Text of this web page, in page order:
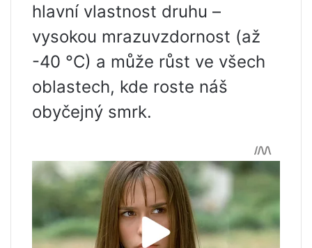
hlavní vlastnost druhu –
vysokou mrazuvzdornost (až
-40 °C) a může růst ve všech
oblastech, kde roste náš
obyčejný smrk.